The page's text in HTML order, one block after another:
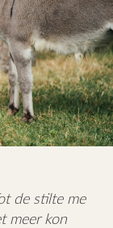
de stilte me
meer kon